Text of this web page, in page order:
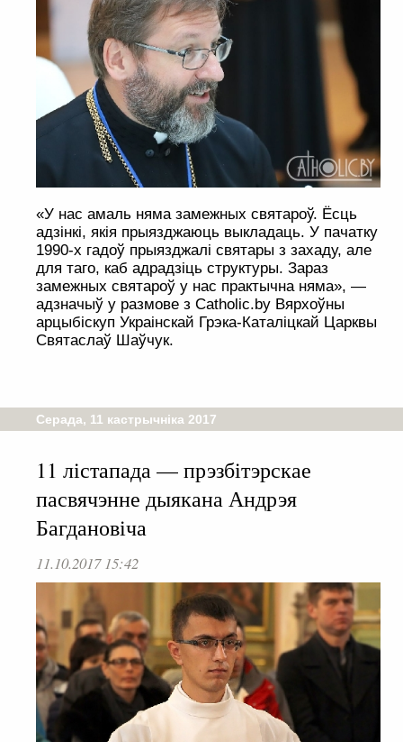
«У нас амаль няма замежных святароў. Ёсць
адзінкі, якія прыязджаюць выкладаць. У пачатку
1990-х гадоў прыязджалі святары з захаду, але
для таго, каб адрадзіць структуры. Зараз
замежных святароў у нас практычна няма», —
адзначыў у размове з Catholic.by Вярхоўны
арцыбіскуп Украінскай Грэка-Каталіцкай Царквы
Святаслаў Шаўчук.
Серада, 11 кастрычніка 2017
11 лістапада — прэзбітэрскае
пасвячэнне дыякана Андрэя
Багдановіча
11.10.2017 15:42